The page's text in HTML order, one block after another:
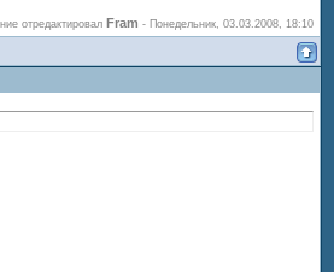
отредактировал Fram - Понедельник, 03.03.2008, 18:10